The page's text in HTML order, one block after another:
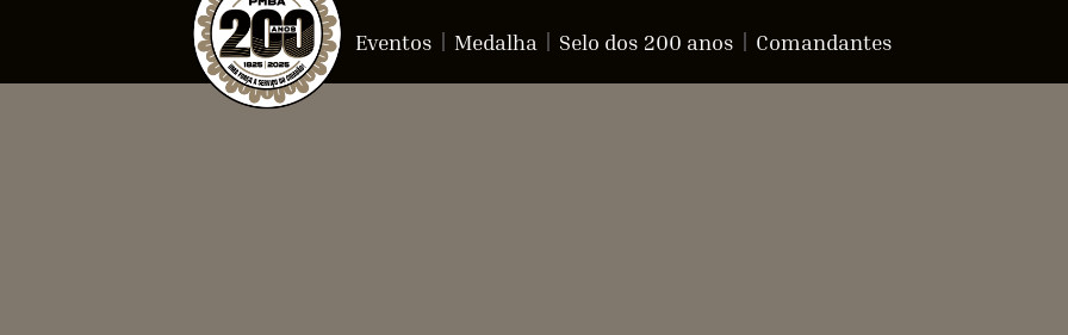
Eventos Medalha Selo dos 200 anos Comandantes